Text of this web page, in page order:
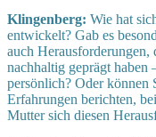
Klingenberg: Wie hat
entwickelt? Gab es
auch
nachhaltig geprägt haben
persönlich? Oder können
Erfahrungen berichten,
Mutter sich diesen